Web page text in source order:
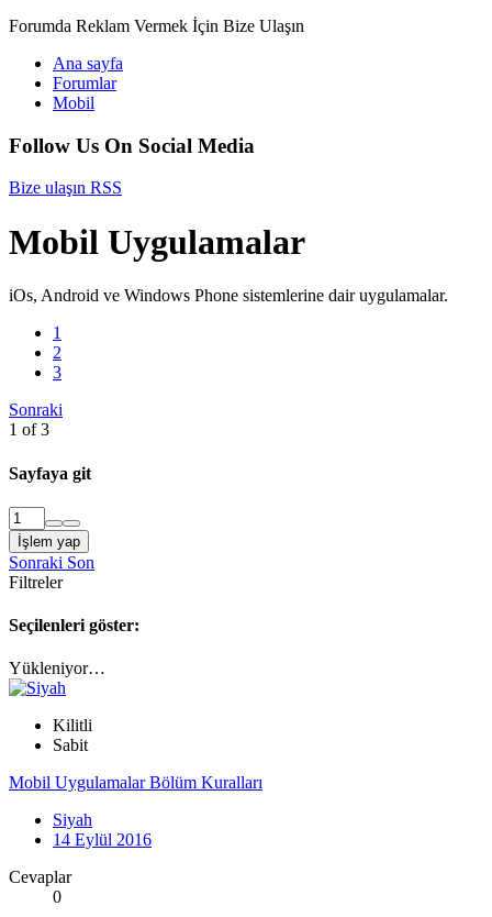
Forumda Reklam Vermek İçin Bize Ulaşın
Ana sayfa
Forumlar
Mobil
Follow Us On Social Media
Bize ulaşın RSS
Mobil Uygulamalar
iOs, Android ve Windows Phone sistemlerine dair uygulamalar.
1
2
3
Sonraki
1 of 3
Sayfaya git
İşlem yap
Sonraki Son
Filtreler
Seçilenleri göster:
Yükleniyor…
Kilitli
Sabit
Mobil Uygulamalar Bölüm Kuralları
Siyah
14 Eylül 2016
Cevaplar
0